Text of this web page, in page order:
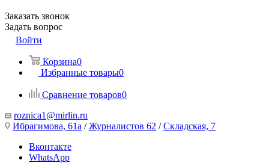
Заказать звонок
Задать вопрос
Войти
Корзина0
Избранные товары0
Сравнение товаров0
roznica1@mirlin.ru
Ибрагимова, 61а /Журналистов 62 /Складская, 7
Вконтакте
WhatsApp